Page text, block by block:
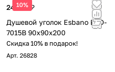
10%
24 225 ₽
Душевой уголок Esbano ESD-
7015B 90x90x200
Скидка 10% в подарок!
Арт. 26828